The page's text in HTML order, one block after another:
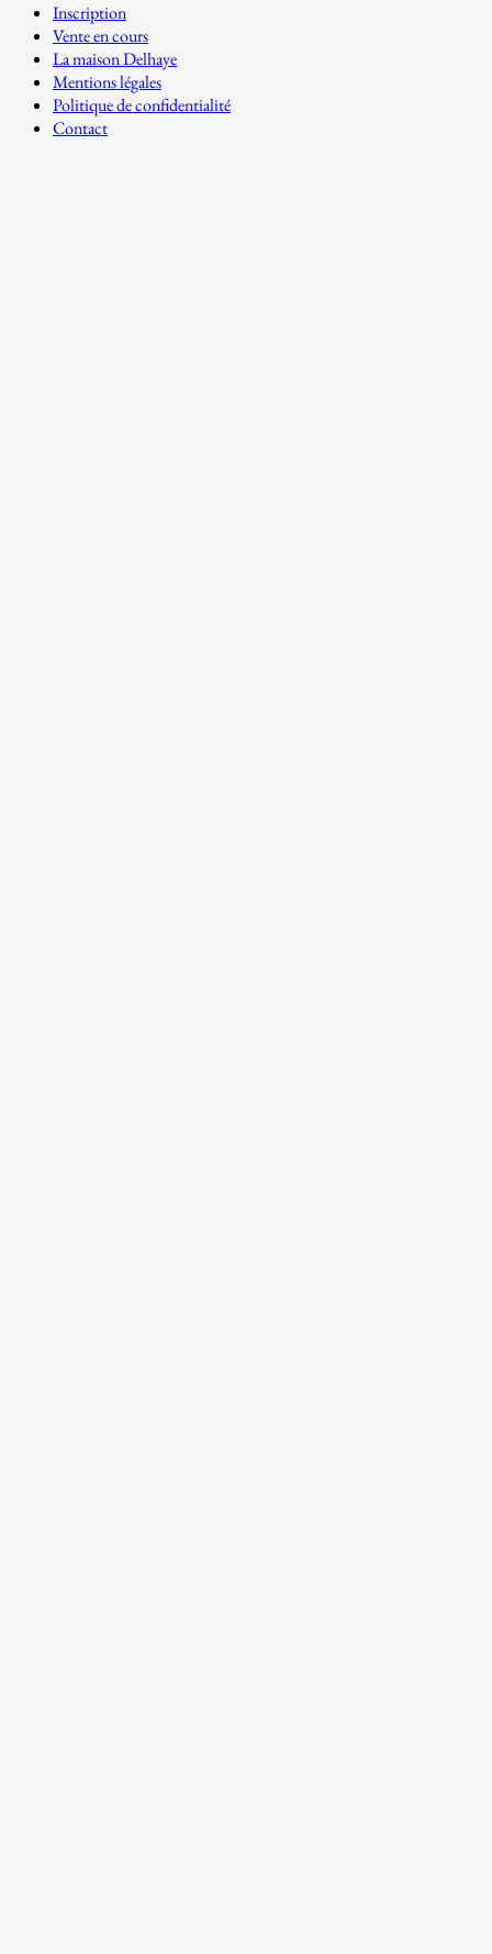
Inscription
Vente en cours
La maison Delhaye
Mentions légales
Politique de confidentialité
Contact